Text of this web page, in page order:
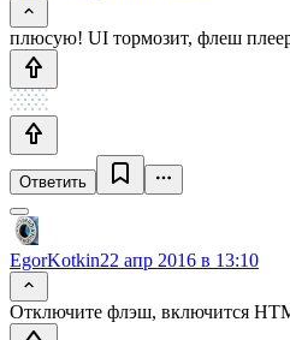
плюсую! UI тормозит, флеш
Ответить
EgorKotkin22 апр 2016 в 13:10
Отключите флэш, включится